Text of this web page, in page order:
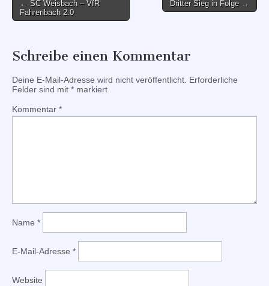
navigation
← SC Weisbach – VfR
Fahrenbach 2:0
Dritter Sieg in Folge →
Schreibe einen Kommentar
Deine E-Mail-Adresse wird nicht veröffentlicht. Erforderliche
Felder sind mit * markiert
Kommentar *
Name *
E-Mail-Adresse *
Website